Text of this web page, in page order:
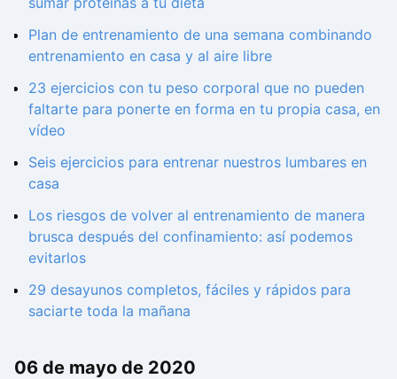
Plan de entrenamiento de una semana combinando
entrenamiento en casa y al aire libre
23 ejercicios con tu peso corporal que no pueden
faltarte para ponerte en forma en tu propia casa, en
vídeo
Seis ejercicios para entrenar nuestros lumbares en
casa
Los riesgos de volver al entrenamiento de manera
brusca después del confinamiento: así podemos
evitarlos
29 desayunos completos, fáciles y rápidos para
saciarte toda la mañana
06 de mayo de 2020